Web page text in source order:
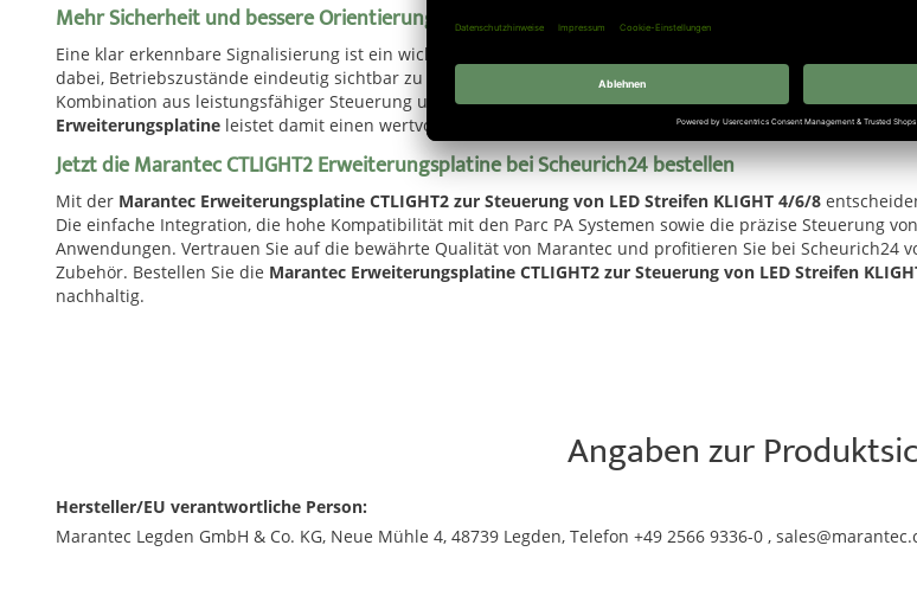
Mehr Sicherheit und bessere Orientierung
Eine klar erkennbare Signalisierung ist ein wichtiger Bestandteil moderner Toranlagen. Die Marantec
dabei, Betriebszustände eindeutig sichtbar zu machen und die Sicherheit im Umfeld der Toranlage zu
Kombination aus leistungsfähiger Steuerung und hochwertiger LED-Technologie sorgt für eine
Erweiterungsplatine leistet damit einen wertvollen Beitrag zu einem professionellen Anlagenbetrieb.
Jetzt die Marantec CTLIGHT2 Erweiterungsplatine bei Scheurich24 bestellen
Mit der Marantec Erweiterungsplatine CTLIGHT2 zur Steuerung von LED Streifen KLIGHT 4/6/8
Die einfache Integration, die hohe Kompatibilität mit den Parc PA Systemen sowie die präzise Steuerung
Anwendungen. Vertrauen Sie auf die bewährte Qualität von Marantec und profitieren Sie bei
Zubehör. Bestellen Sie die Marantec Erweiterungsplatine CTLIGHT2 zur Steuerung von LED Streifen
nachhaltig.
Angaben zur
Hersteller/EU verantwortliche Person:
Marantec Legden GmbH & Co. KG, Neue Mühle 4, 48739 Legden, Telefon +49 2566 9336-0 ,